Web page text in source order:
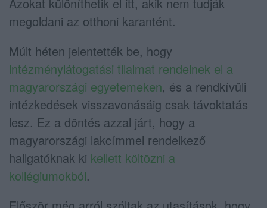
Azokat különíthetik el itt, akik nem tudják
megoldani az otthoni karantént.
Múlt héten jelentették be, hogy
intézménylátogatási tilalmat rendelnek el a
magyarországi egyetemeken, és a rendkívüli
intézkedések visszavonásáig csak távoktatás
lesz. Ez a döntés azzal járt, hogy a
magyarországi lakcímmel rendelkező
hallgatóknak ki kellett költözni a
kollégiumokból.